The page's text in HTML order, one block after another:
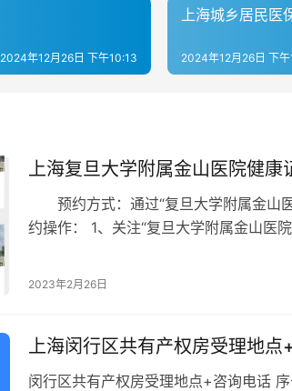
2024年12月26日 下午10:13
上海城乡居民医
2024年12月26日 下
上海复旦大学附属金山医院健康
预约方式：通过“复旦大学附属金山
约操作： 1、关注“复旦大学附属金山医
2023年2月26日
上海闵行区共有产权房受理地点
闵行区共有产权房受理地点+咨询电话